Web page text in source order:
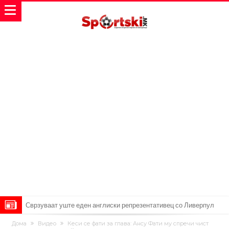
Сврзуваат уште еден англиски репрезентативец со Ливерпул
Замена за Влаховиќ: Напаѓачот на Манчестер доаѓа во Јувентус!
Дома Видео
Кеси се фати за глава: Ансу Фати му спречи чист